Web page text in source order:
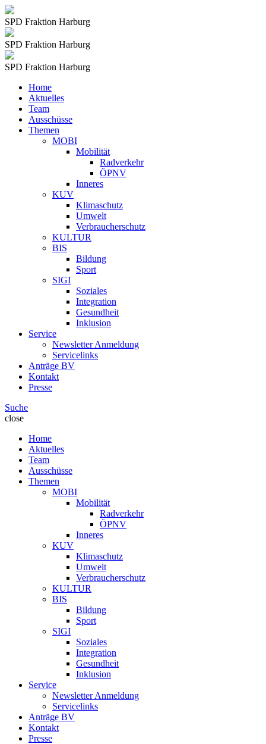
SPD Fraktion Harburg
SPD Fraktion Harburg
SPD Fraktion Harburg
Home
Aktuelles
Team
Ausschüsse
Themen
MOBI
Mobilität
Radverkehr
ÖPNV
Inneres
KUV
Klimaschutz
Umwelt
Verbraucherschutz
KULTUR
BIS
Bildung
Sport
SIGI
Soziales
Integration
Gesundheit
Inklusion
Service
Newsletter Anmeldung
Servicelinks
Anträge BV
Kontakt
Presse
Suche
close
Home
Aktuelles
Team
Ausschüsse
Themen
MOBI
Mobilität
Radverkehr
ÖPNV
Inneres
KUV
Klimaschutz
Umwelt
Verbraucherschutz
KULTUR
BIS
Bildung
Sport
SIGI
Soziales
Integration
Gesundheit
Inklusion
Service
Newsletter Anmeldung
Servicelinks
Anträge BV
Kontakt
Presse